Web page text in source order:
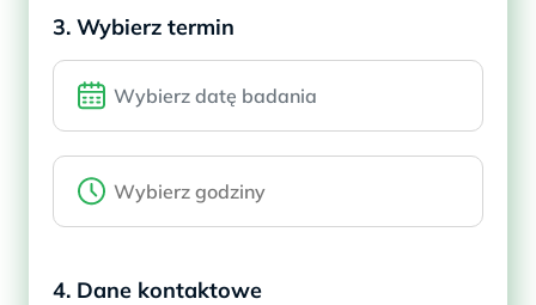
3. Wybierz termin
4. Dane kontaktowe